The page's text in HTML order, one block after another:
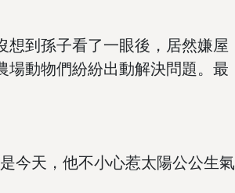
到孫子看了一眼後，居然嫌屋
動物們紛紛出動解決問題。最
今天，他不小心惹太陽公公生氣